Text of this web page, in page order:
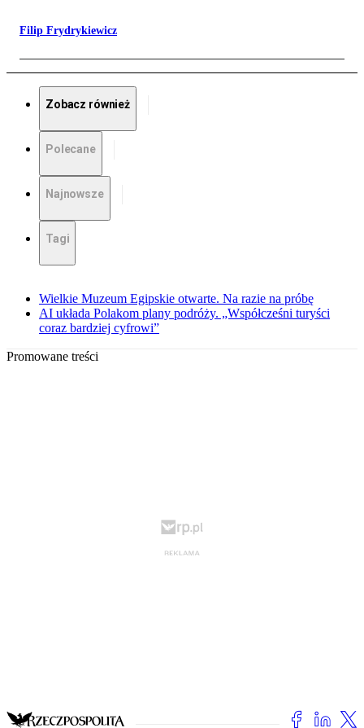
Filip Frydrykiewicz
Zobacz również
Polecane
Najnowsze
Tagi
Wielkie Muzeum Egipskie otwarte. Na razie na próbę
AI układa Polakom plany podróży. „Współcześni turyści
coraz bardziej cyfrowi”
Promowane treści